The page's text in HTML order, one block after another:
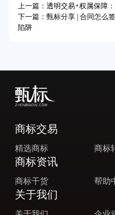
上一篇：透明交易+权属保障
下一篇：甄标分享 | 合同怎么
陷阱
商标交易
精选商标 商标
商标资讯
商标干货 帮助
关于我们